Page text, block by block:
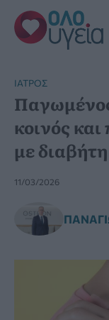
Μετάβαση
στο
περιεχόμενο
ΙΑΤΡΌΣ
κοινός
με διαβήτη
11/03/2026